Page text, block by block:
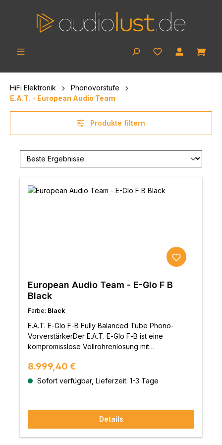
HiFi Elektronik
Phonovorstufe
E.A.T. - European Audio Team
Produkte filtern
European Audio Team - E-Glo F B
Black
Farbe: Black
E.A.T. E‑Glo F‑B Fully Balanced Tube Phono-
VorverstärkerDer E.A.T. E‑Glo F‑B ist eine
kompromisslose Vollröhrenlösung mit
Klangqualität ohne Kompromisse. Er richtet sich an
anspruchsvolle Musikliebhaber, die höchste
Dual MonoDas Gerät verfügt über séparat
verkabelte Balanced-Eingänge (XLR ebenso wie
RCA) für MC- und MM-Systeme. Jede
Kanalfunktion ist dual aufgebaut – für ideal
Regulärer Preis:
8.999,40 €
Sofort verfügbar, Lieferzeit: 1-3 Tage
Details